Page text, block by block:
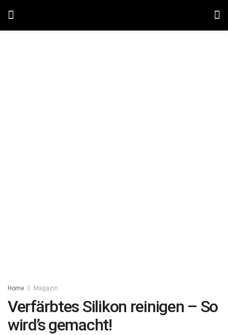
Home Magazin
Verfärbtes Silikon reinigen – So
wird’s gemacht!